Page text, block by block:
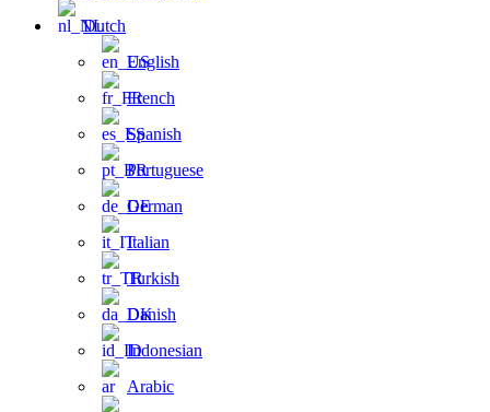
Dutch
English
French
Spanish
Portuguese
German
Italian
Turkish
Danish
Indonesian
Arabic